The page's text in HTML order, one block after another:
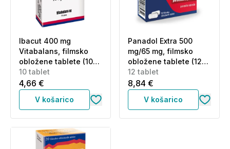
Ibacut 400 mg
Vitabalans, filmsko
obložene tablete (10
tablet)
10 tablet
4,66 €
V košarico
Panadol Extra 500
mg/65 mg, filmsko
obložene tablete (12
tablet)
12 tablet
8,84 €
V košarico